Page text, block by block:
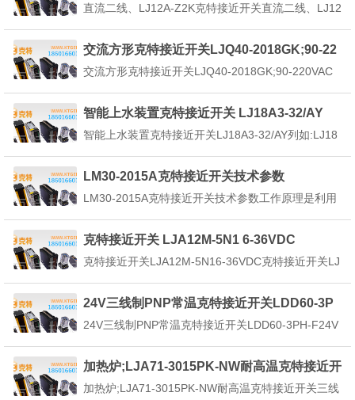
息转换为电气信号。在换为电气信号...
直流二线、LJ12A-Z2K克特接近开关直流二线、LJ12
体克特接近开关的感应区域，开关就能无接触，无压
力、无火花、迅速发出电气指令，准确反应出运动机
构的位置和行程，即使用于般的行程控制，其...
交流方形克特接近开关LJQ40-2018GK;90-22
0VAC
交流方形克特接近开关LJQ40-2018GK;90-220VAC
采用无接点输出方式，因此寿命延长（磁力式除外）
采用半导体输出，对接点的寿命无影响。是一种具有
机械运动部件不直接接...
智能上水装置克特接近开关 LJ18A3-32/AY
智能上水装置克特接近开关LJ18A3-32/AY列如:LJ18
Z为编号5B为编号6X为7(具体型号请核对下面表格),
编号N.o构成Composition代码及含义Code...
LM30-2015A克特接近开关技术参数
LM30-2015A克特接近开关技术参数工作原理是利用
终了，旋转、计数等。整体式，由检测部分和控制部
分组成，无运动部件。非接触检测，避免了对传感器
自身和目标物的损坏。无触点输出，操作寿命长。即
使...
克特接近开关 LJA12M-5N1 6-36VDC
克特接近开关LJA12M-5N16-36VDC克特接近开关LJ
接触，能对位置的开关操作，当物体接近感应开关表
面一定的距离，不需要机械接触，也不需要任何压力
就能使开关动作，从而...
24V三线制PNP常温克特接近开关LDD60-3P
H-F
24V三线制PNP常温克特接近开关LDD60-3PH-F24V
用于工业自动化控制系统中以实现检测、控制并与输
出环节全盘无触点化的新型开关元件。利用金属进行
检测，当开关接近到某一金属物体...
加热炉;LJA71-3015PK-NW耐高温克特接近开
关
加热炉;LJA71-3015PK-NW耐高温克特接近开关三线